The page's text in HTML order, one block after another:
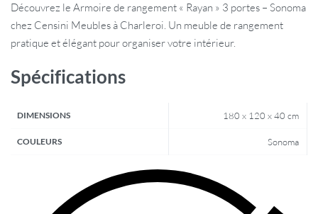
Découvrez le Armoire de rangement « Rayan » 3 portes – Sonoma
chez Censini Meubles à Charleroi. Un meuble de rangement
pratique et élégant pour organiser votre intérieur.
Spécifications
DIMENSIONS 180 x 120 x 40 cm
COULEURS Sonoma